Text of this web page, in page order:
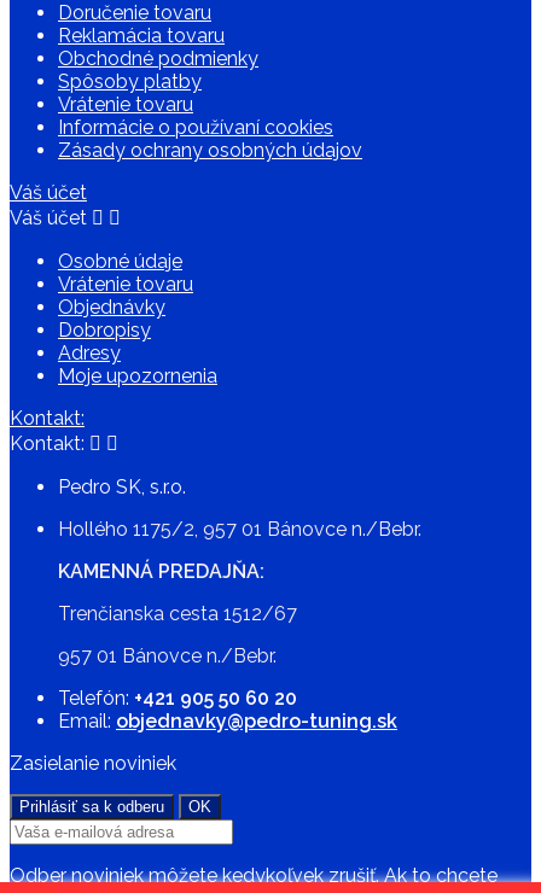
Doručenie tovaru
Reklamácia tovaru
Obchodné podmienky
Spôsoby platby
Vrátenie tovaru
Informácie o používaní cookies
Zásady ochrany osobných údajov
Váš účet
Váš účet  
Osobné údaje
Vrátenie tovaru
Objednávky
Dobropisy
Adresy
Moje upozornenia
Kontakt:
Kontakt:  
Pedro SK, s.r.o.
Hollého 1175/2, 957 01 Bánovce n./Bebr.
KAMENNÁ PREDAJŇA:
Trenčianska cesta 1512/67
957 01 Bánovce n./Bebr.
Telefón: +421 905 50 60 20
Email: objednavky@pedro-tuning.sk
Zasielanie noviniek
Odber noviniek môžete kedykoľvek zrušiť. Ak to chcete